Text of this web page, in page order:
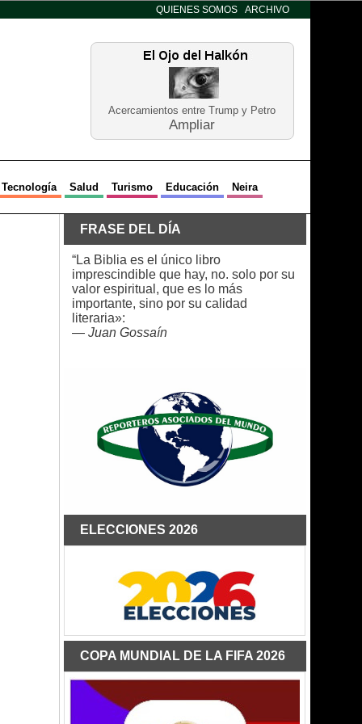
QUIENES SOMOS ARCHIVO
Acercamientos entre Trump y Petro
Ampliar
Tecnología Salud Turismo Educación Neira
FRASE DEL DÍA
“La Biblia es el único libro
imprescindible que hay, no. solo por su
valor espiritual, que es lo más
importante, sino por su calidad
literaria»:
— Juan Gossaín
ELECCIONES 2026
COPA MUNDIAL DE LA FIFA 2026